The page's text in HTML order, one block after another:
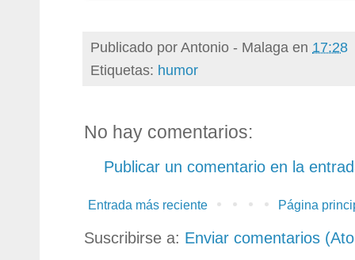
Publicado porAntonio - Malaga en 17:28
Etiquetas: humor
No hay comentarios:
Publicar un comentario en la
Entrada más reciente Página
Suscribirse a: Enviar comentarios